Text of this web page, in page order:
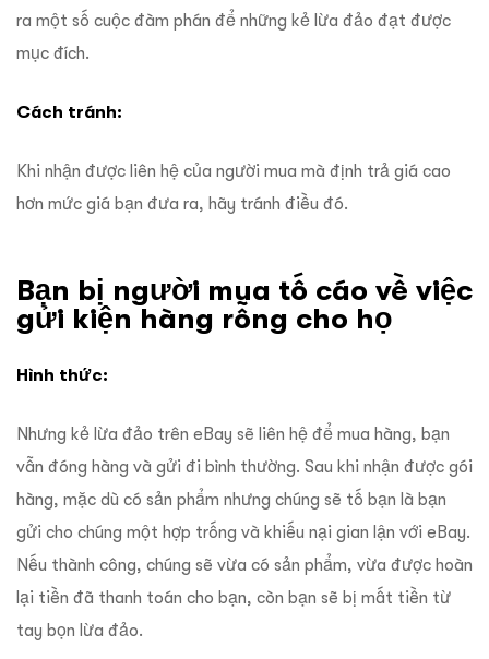
ra một số cuộc đàm phán để những kẻ lừa đảo đạt được
mục đích.
Cách tránh:
Khi nhận được liên hệ của người mua mà định trả giá cao
hơn mức giá bạn đưa ra, hãy tránh điều đó.
Bạn bị người mua tố cáo về việc
gửi kiện hàng rỗng cho họ
Hình thức:
Nhưng kẻ lừa đảo trên eBay sẽ liên hệ để mua hàng, bạn
vẫn đóng hàng và gửi đi bình thường. Sau khi nhận được gói
hàng, mặc dù có sản phẩm nhưng chúng sẽ tố bạn là bạn
gửi cho chúng một hợp trống và khiếu nại gian lận với eBay.
Nếu thành công, chúng sẽ vừa có sản phẩm, vừa được hoàn
lại tiền đã thanh toán cho bạn, còn bạn sẽ bị mất tiền từ
tay bọn lừa đảo.